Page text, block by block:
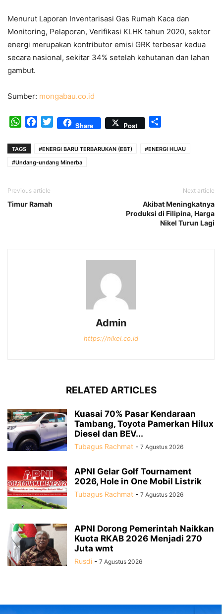
Menurut Laporan Inventarisasi Gas Rumah Kaca dan
Monitoring, Pelaporan, Verifikasi KLHK tahun 2020, sektor
energi merupakan kontributor emisi GRK terbesar kedua
secara nasional, sekitar 34% setelah kehutanan dan lahan
gambut.
Sumber: mongabau.co.id
WhatsAppFacebook
TwitterShare Post
TAGS #ENERGI BARU TERBARUKAN (EBT)
#ENERGI HIJAU
#Undang-undang Minerba
Previous article
Timur Ramah
Next article
Akibat Meningkatnya
Produksi di Filipina, Harga
Nikel Turun Lagi
Admin
https://nikel.co.id
RELATED ARTICLES
Kuasai 70% Pasar Kendaraan
Tambang, Toyota Pamerkan Hilux
Diesel dan BEV...
Tubagus Rachmat - 7 Agustus 2026
APNI Gelar Golf Tournament
2026, Hole in One Mobil Listrik
Tubagus Rachmat - 7 Agustus 2026
APNI Dorong Pemerintah Naikkan
Kuota RKAB 2026 Menjadi 270
Juta wmt
Rusdi - 7 Agustus 2026